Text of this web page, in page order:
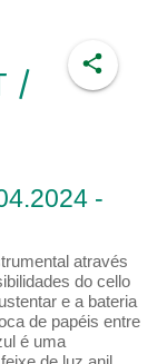
/
-
através
do cello
e a bateria
de papéis entre
é uma